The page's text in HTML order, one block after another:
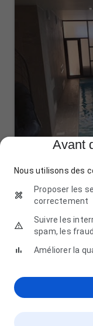
construction
Avant
Nous utilisons des
Proposer les
correctement
Suivre les
spam, les
Améliorer la